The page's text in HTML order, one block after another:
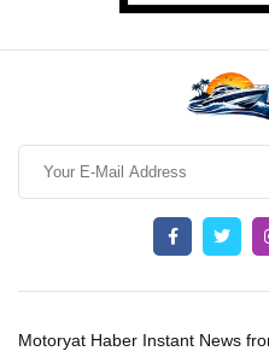
Motoryat Haber Instant News